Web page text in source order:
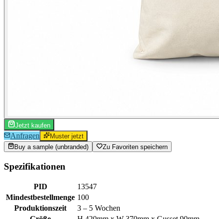
Jetzt kaufen
Anfragen
Muster jetzt
Buy a sample (unbranded)
Zu Favoriten speichern
Spezifikationen
PID
13547
Mindestbestellmenge 100
Produktionszeit
3 – 5 Wochen